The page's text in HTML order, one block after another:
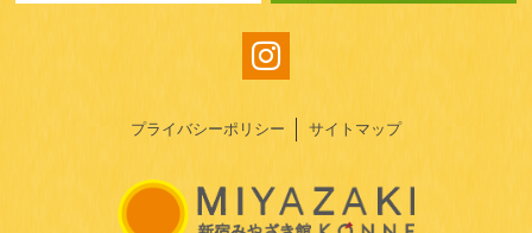
プライバシーポリシー サイトマップ